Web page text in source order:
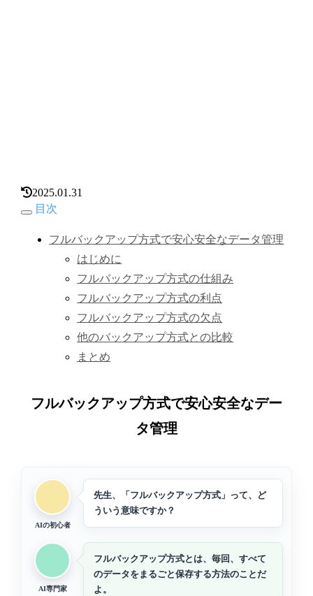
2025.01.31
目次
フルバックアップ方式で安心安全なデータ管理
はじめに
フルバックアップ方式の仕組み
フルバックアップ方式の利点
フルバックアップ方式の欠点
他のバックアップ方式との比較
まとめ
フルバックアップ方式で安心安全なデー
タ管理
AIの初心者
先生、「フルバックアップ方式」って、ど
ういう意味ですか？
AI専門家
フルバックアップ方式とは、毎回、すべて
のデータをまるごと保存する方法のことだ
よ。